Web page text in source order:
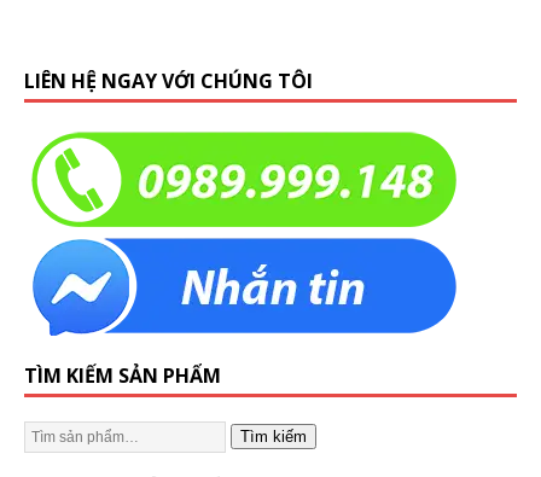
LIÊN HỆ NGAY VỚI CHÚNG TÔI
TÌM KIẾM SẢN PHẨM
Tìm kiếm